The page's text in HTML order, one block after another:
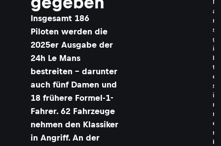
Insgesamt 186
Piloten werden die
2025er Ausgabe der
24h Le Mans
bestreiten - darunter
auch fünf Damen und
18 frühere Formel-1-
Fahrer. 62 Fahrzeuge
nehmen den Klassiker
in Angriff. An der
M
a
n
s
g
i
b
t
e
s
i
m
m
e
r
k